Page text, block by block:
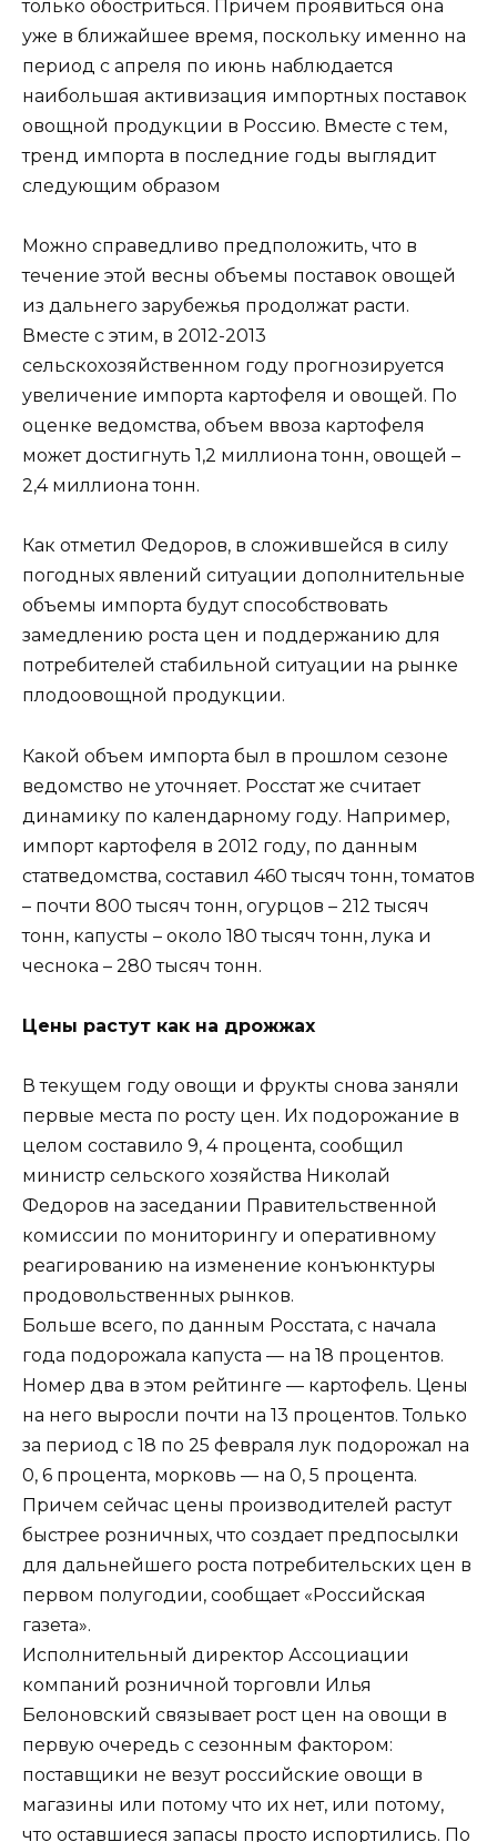
только обостриться. Причем проявиться она
уже в ближайшее время, поскольку именно на
период с апреля по июнь наблюдается
наибольшая активизация импортных поставок
овощной продукции в Россию. Вместе с тем,
тренд импорта в последние годы выглядит
следующим образом
Можно справедливо предположить, что в
течение этой весны объемы поставок овощей
из дальнего зарубежья продолжат расти.
Вместе с этим, в 2012-2013
сельскохозяйственном году прогнозируется
увеличение импорта картофеля и овощей. По
оценке ведомства, объем ввоза картофеля
может достигнуть 1,2 миллиона тонн, овощей –
2,4 миллиона тонн.
Как отметил Федоров, в сложившейся в силу
погодных явлений ситуации дополнительные
объемы импорта будут способствовать
замедлению роста цен и поддержанию для
потребителей стабильной ситуации на рынке
плодоовощной продукции.
Какой объем импорта был в прошлом сезоне
ведомство не уточняет. Росстат же считает
динамику по календарному году. Например,
импорт картофеля в 2012 году, по данным
статведомства, составил 460 тысяч тонн, томатов
– почти 800 тысяч тонн, огурцов – 212 тысяч
тонн, капусты – около 180 тысяч тонн, лука и
чеснока – 280 тысяч тонн.
Цены растут как на дрожжах
В текущем году овощи и фрукты снова заняли
первые места по росту цен. Их подорожание в
целом составило 9, 4 процента, сообщил
министр сельского хозяйства Николай
Федоров на заседании Правительственной
комиссии по мониторингу и оперативному
реагированию на изменение конъюнктуры
продовольственных рынков.
Больше всего, по данным Росстата, с начала
года подорожала капуста — на 18 процентов.
Номер два в этом рейтинге — картофель. Цены
на него выросли почти на 13 процентов. Только
за период с 18 по 25 февраля лук подорожал на
0, 6 процента, морковь — на 0, 5 процента.
Причем сейчас цены производителей растут
быстрее розничных, что создает предпосылки
для дальнейшего роста потребительских цен в
первом полугодии, сообщает «Российская
газета».
Исполнительный директор Ассоциации
компаний розничной торговли Илья
Белоновский связывает рост цен на овощи в
первую очередь с сезонным фактором:
поставщики не везут российские овощи в
магазины или потому что их нет, или потому,
что оставшиеся запасы просто испортились. По